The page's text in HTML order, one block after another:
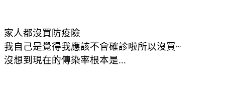
家人都沒買防疫險
我自己是覺得我應該不會確診啦所以沒買~
沒想到現在的傳染率根本是...